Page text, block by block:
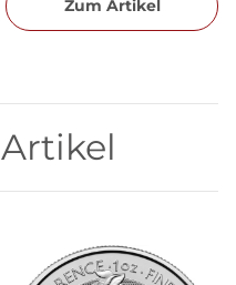
Zum Artikel
Artikel